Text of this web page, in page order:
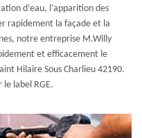
d’eau, l’apparition des
rapidement la façade et la
notre entreprise M.Willy
et efficacement le
Hilaire Sous Charlieu 42190.
le label RGE.